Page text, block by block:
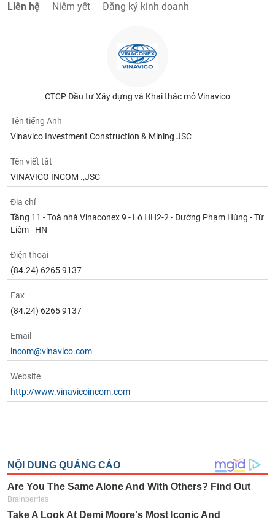
Liên hệ Niêm yết Đăng ký kinh doanh
CTCP Đầu tư Xây dựng và Khai thác mỏ Vinavico
Tên tiếng Anh
Vinavico Investment Construction & Mining JSC
Tên viết tắt
VINAVICO INCOM .,JSC
Địa chỉ
Tầng 11 - Toà nhà Vinaconex 9 - Lô HH2-2 - Đường Phạm Hùng - Từ
Liêm - HN
Điện thoại
(84.24) 6265 9137
Fax
(84.24) 6265 9137
Email
incom@vinavico.com
Website
http://www.vinavicoincom.com